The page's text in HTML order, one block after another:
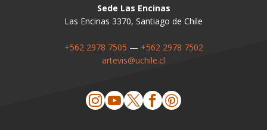
Sede Las Encinas
Las Encinas 3370, Santiago de Chile
+562 2978 7505 — +562 2978 7502
artevis@uchile.cl